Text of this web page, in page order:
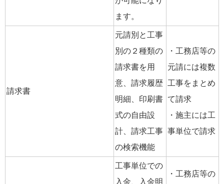
ます。
請求書
元請別と工事
別の２種類の
請求書を用
意、請求履歴
明細、印刷書
式の自由設
計、請求工事
の検索機能
・工務店等の
元請には複数
工事をまとめ
て請求
・施主には工
事単位で請求
工事単位での
入金、入金明
・工務店等の